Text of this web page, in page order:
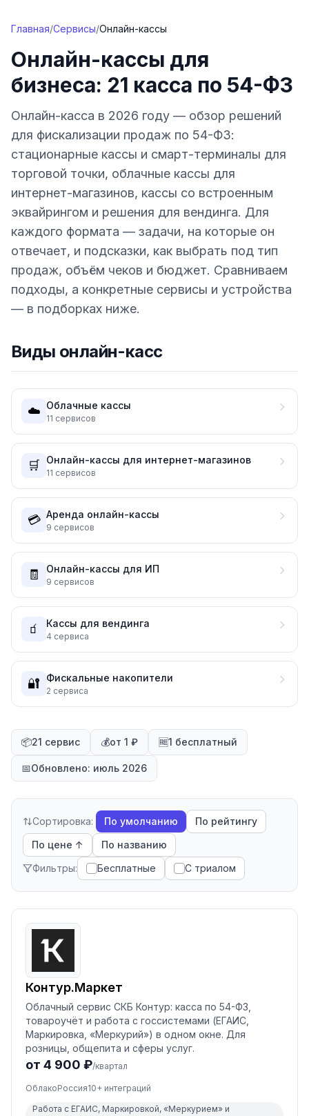
Главная/Сервисы/Онлайн-кассы
Онлайн-кассы для
бизнеса: 21 касса по 54-ФЗ
Онлайн-касса в 2026 году — обзор решений
для фискализации продаж по 54-ФЗ:
стационарные кассы и смарт-терминалы для
торговой точки, облачные кассы для
интернет-магазинов, кассы со встроенным
эквайрингом и решения для вендинга. Для
каждого формата — задачи, на которые он
отвечает, и подсказки, как выбрать под тип
продаж, объём чеков и бюджет. Сравниваем
подходы, а конкретные сервисы и устройства
— в подборках ниже.
Виды онлайн-касс
☁️ Облачные кассы
11 сервисов
🛒 Онлайн-кассы для интернет-магазинов
11 сервисов
💳 Аренда онлайн-кассы
9 сервисов
🧾 Онлайн-кассы для ИП
9 сервисов
🧃 Кассы для вендинга
4 сервиса
🔐 Фискальные накопители
2 сервиса
📦21 сервис 💰от 1 ₽ 🆓1 бесплатный
📅Обновлено: июль 2026
Сортировка: По умолчанию
По рейтингу
По цене ↑
По названию
Фильтры:
Бесплатные С триалом
Контур.Маркет
Облачный сервис СКБ Контур: касса по 54-ФЗ,
товароучёт и работа с госсистемами (ЕГАИС,
Маркировка, «Меркурий») в одном окне. Для
розницы, общепита и сферы услуг.
от 4 900 ₽/квартал
ОблакоРоссия10+ интеграций
Работа с ЕГАИС, Маркировкой, «Меркурием» и